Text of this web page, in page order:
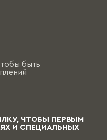
быть
ЧТОБЫ ПЕРВЫМ
И СПЕЦИАЛЬНЫХ